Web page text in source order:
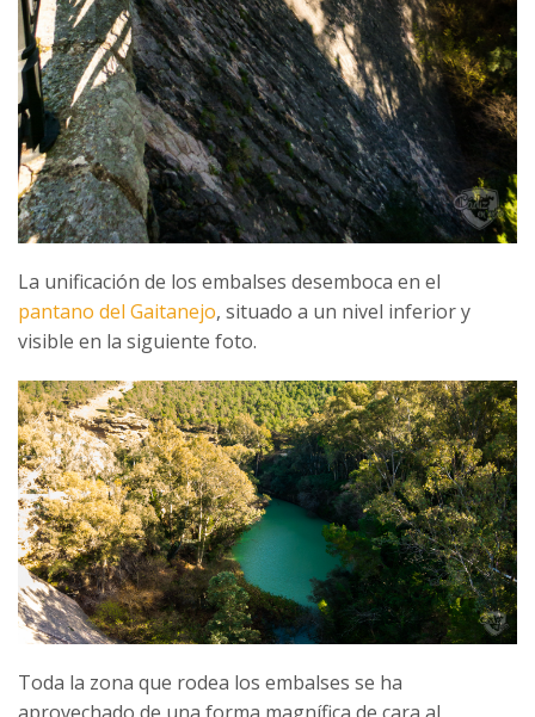
La unificación de los embalses desemboca en el
pantano del Gaitanejo, situado a un nivel inferior y
visible en la siguiente foto.
Toda la zona que rodea los embalses se ha